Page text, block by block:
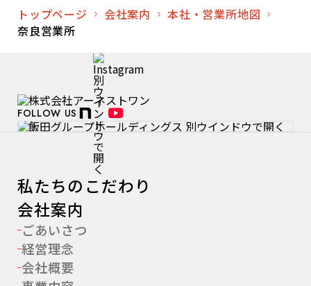
トップページ 会社案内
本社・営業所地図
奈良営業所
FOLLOW US
私たちのこだわり
会社案内
ごあいさつ
経営理念
会社概要